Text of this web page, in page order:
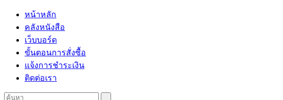
หน้าหลัก
คลังหนังสือ
เว็บบอร์ด
ขั้นตอนการสั่งซื้อ
แจ้งการชำระเงิน
ติดต่อเรา